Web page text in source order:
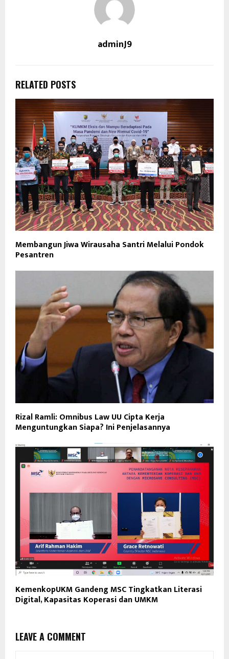
adminJ9
RELATED POSTS
Membangun Jiwa Wirausaha Santri Melalui Pondok
Pesantren
Rizal Ramli: Omnibus Law UU Cipta Kerja
Menguntungkan Siapa? Ini Penjelasannya
KemenkopUKM Gandeng MSC Tingkatkan Literasi
Digital, Kapasitas Koperasi dan UMKM
LEAVE A COMMENT